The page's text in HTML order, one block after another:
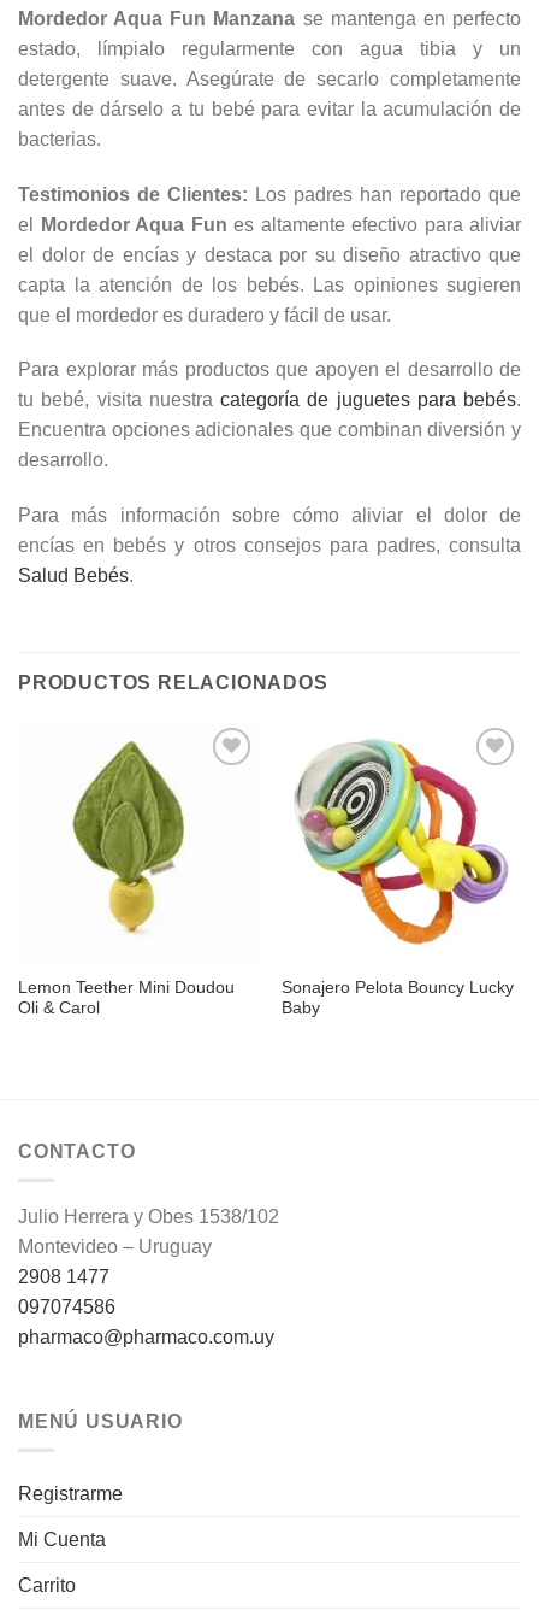
Mordedor Aqua Fun Manzana se mantenga en perfecto
estado, límpialo regularmente con agua tibia y un
detergente suave. Asegúrate de secarlo completamente
antes de dárselo a tu bebé para evitar la acumulación de
bacterias.
Testimonios de Clientes: Los padres han reportado que
el
Mordedor Aqua Fun es altamente efectivo para aliviar
el dolor de encías y destaca por su diseño atractivo que
capta la atención de los bebés. Las opiniones sugieren
que el mordedor es duradero y fácil de usar.
Para explorar más productos que apoyen el desarrollo de
tu bebé, visita nuestra categoría de juguetes para bebés.
Encuentra opciones adicionales que combinan diversión y
desarrollo.
Para más información sobre cómo aliviar el dolor de
encías en bebés y otros consejos para padres, consulta
Salud Bebés.
PRODUCTOS RELACIONADOS
Lemon Teether Mini Doudou
Oli & Carol
a la
lista de
deseos
Sonajero Pelota Bouncy Lucky
Baby
CONTACTO
Julio Herrera y Obes 1538/102
Montevideo – Uruguay
2908 1477
097074586
pharmaco@pharmaco.com.uy
MENÚ USUARIO
Registrarme
Mi Cuenta
Carrito